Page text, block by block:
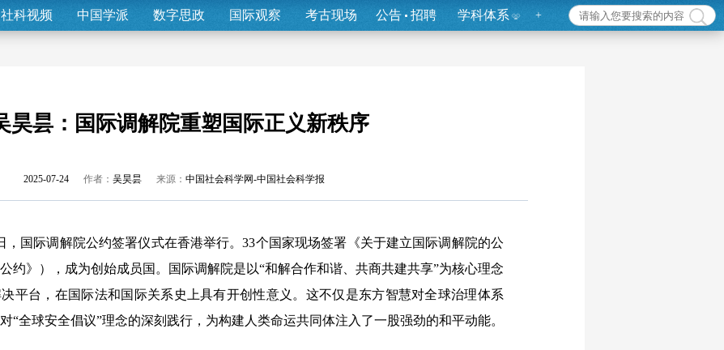
社科视频 中国学派 数字思政 国际观察 考古现场 公告 招聘 学科体系 +
昊昙：国际调解院重塑国际正义新秩序
2025-07-24 作者： 吴昊昙 来源： 中国社会科学网-中国社会科学报
国际调解院公约签署仪式在香港举行。33个国家现场签署《关于建立国际调解院的公
约》），成为创始成员国。国际调解院是以“和解合作和谐、共商共建共享”为核心理念
平台，在国际法和国际关系史上具有开创性意义。这不仅是东方智慧对全球治理体系
“全球安全倡议”理念的深刻践行，为构建人类命运共同体注入了一股强劲的和平动能。